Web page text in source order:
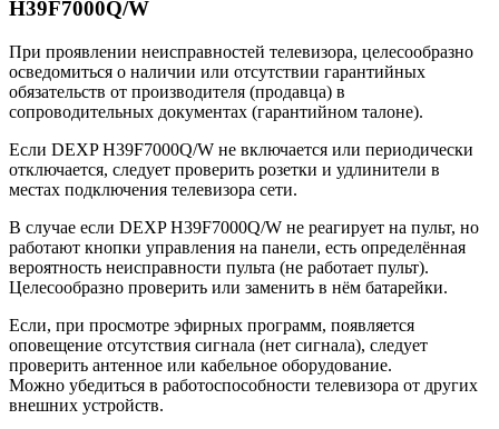
H39F7000Q/W
При проявлении неисправностей телевизора, целесообразно
осведомиться о наличии или отсутствии гарантийных
обязательств от производителя (продавца) в
сопроводительных документах (гарантийном талоне).
Если DEXP H39F7000Q/W не включается или периодически
отключается, следует проверить розетки и удлинители в
местах подключения телевизора сети.
В случае если DEXP H39F7000Q/W не реагирует на пульт, но
работают кнопки управления на панели, есть определённая
вероятность неисправности пульта (не работает пульт).
Целесообразно проверить или заменить в нём батарейки.
Если, при просмотре эфирных программ, появляется
оповещение отсутствия сигнала (нет сигнала), следует
проверить антенное или кабельное оборудование.
Можно убедиться в работоспособности телевизора от других
внешних устройств.